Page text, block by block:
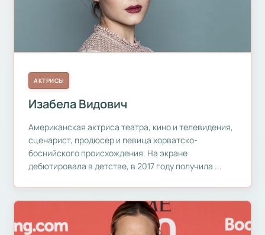
АКТРИСЫ
Изабела Видович
Американская актриса театра, кино и телевидения,
сценарист, продюсер и певица хорватско-
боснийского происхождения. На экране
дебютировала в детстве, в 2017 году получила ...